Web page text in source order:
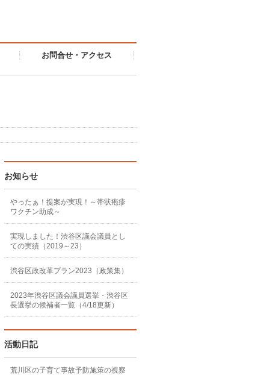
お問合せ・アクセス
お知らせ
やったぁ！提案が実現！～帯状疱疹
ワクチン助成～
実現しました！渋谷区議会議員とし
ての実績（2019～23）
渋谷区政改革プラン2023（政策集）
2023年渋谷区議会議員選挙・渋谷区
長選挙の候補者一覧（4/18更新）
活動日記
荒川区の子育て事故予防施策の視察